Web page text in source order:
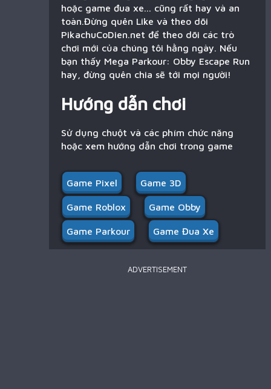
hoặc game đua xe... cũng rất hay và an
toàn.Đừng quên Like và theo dõi
PikachuCoDien.net để theo dõi các trò
chơi mới của chúng tôi hằng ngày. Nếu
bạn thấy Mega Parkour: Obby Escape Run
hay, đừng quên chia sẽ tới mọi người!
Hướng dẫn chơi
Sử dụng chuột và các phím chức năng
hoặc xem hướng dẫn chơi trong game
Game Pixel Game 3D
Game Roblox Game Obby
Game Parkour Game Đua Xe
ADVERTISEMENT